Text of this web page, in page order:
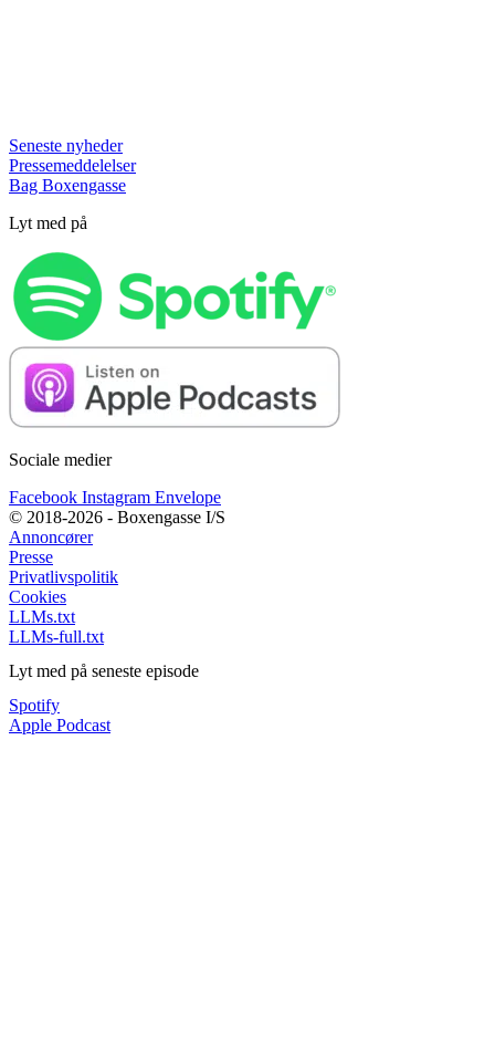
Seneste nyheder
Pressemeddelelser
Bag Boxengasse
Lyt med på
Sociale medier
Facebook Instagram Envelope
© 2018-2026 - Boxengasse I/S
Annoncører
Presse
Privatlivspolitik
Cookies
LLMs.txt
LLMs-full.txt
Lyt med på seneste episode
Spotify
Apple Podcast